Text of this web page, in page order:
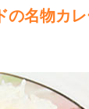
の名物カレ